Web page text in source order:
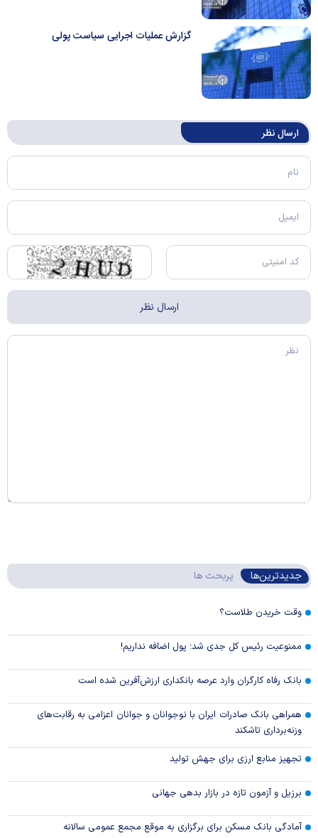
گزارش عملیات اجرایی سیاست پولی
ارسال‌ نظر
جدیدترین‌ها پربحث ها
وقت خریدن طلاست؟
ممنوعیت رئیس کل جدی شد؛ پول اضافه نداریم!
بانک رفاه کارگران وارد عرصه بانکداری ارزش‌آفرین شده است
همراهی بانک صادرات ایران با نوجوانان و جوانان اعزامی به رقابت‌های
وزنه‌برداری تاشکند
تجهیز منابع ارزی برای جهش تولید
برزیل و آزمون تازه در بازار بدهی جهانی
آمادگی بانک مسکن برای برگزاری به موقع مجمع عمومی سالانه